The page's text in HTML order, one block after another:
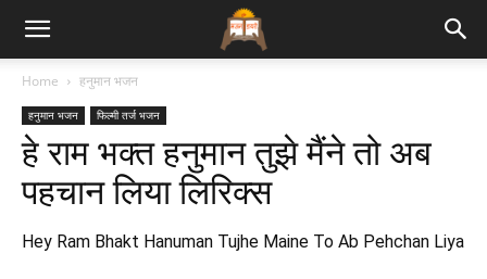
Bhajan
Lyrics
Home हनुमान भजन
हनुमान भजन फिल्मी तर्ज भजन
हे राम भक्त हनुमान तुझे मैंने तो अब
पहचान लिया लिरिक्स
Hey Ram Bhakt Hanuman Tujhe Maine To Ab Pehchan Liya